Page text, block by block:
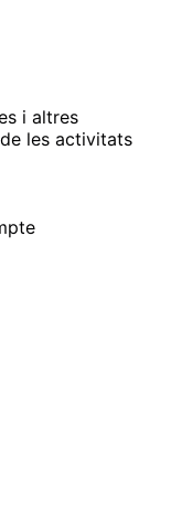
i altres
les activitats